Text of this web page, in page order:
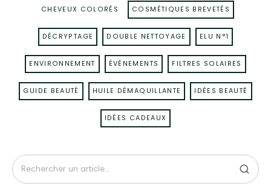
CHEVEUX COLORÉS COSMÉTIQUES BREVETÉS
DÉCRYPTAGE DOUBLE NETTOYAGE ELU N°1
ENVIRONNEMENT ÉVÉNEMENTS FILTRES SOLAIRES
GUIDE BEAUTÉ HUILE DÉMAQUILLANTE IDÉES BEAUTÉ
IDÉES CADEAUX